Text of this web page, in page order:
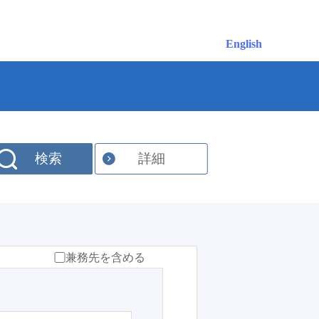
English
検索 詳細
兼務先を含める